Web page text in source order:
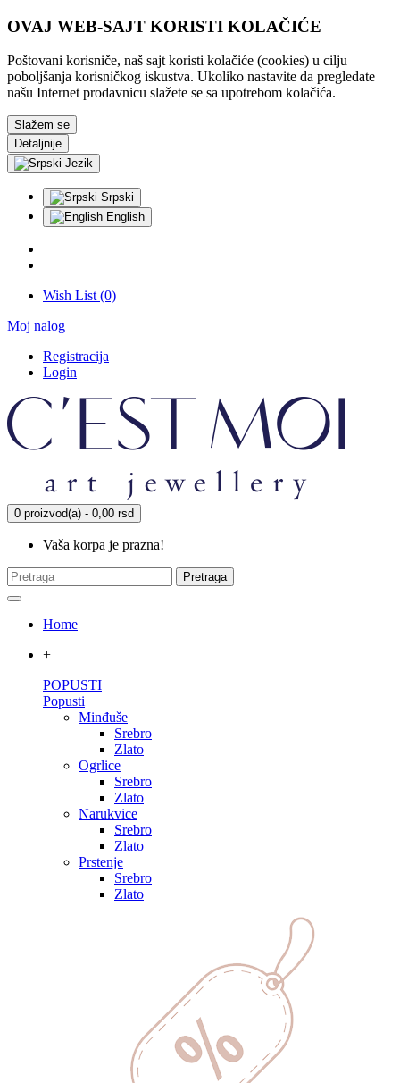
OVAJ WEB-SAJT KORISTI KOLAČIĆE
Poštovani korisniče, naš sajt koristi kolačiće (cookies) u cilju
poboljšanja korisničkog iskustva. Ukoliko nastavite da pregledate
našu Internet prodavnicu slažete se sa upotrebom kolačića.
Slažem se
Detaljnije
Jezik
Srpski
English
Wish List (0)
Moj nalog
Registracija
Login
0 proizvod(a) - 0,00 rsd
Vaša korpa je prazna!
Pretraga
Home
+
POPUSTI
Popusti
Minđuše
Srebro
Zlato
Ogrlice
Srebro
Zlato
Narukvice
Srebro
Zlato
Prstenje
Srebro
Zlato